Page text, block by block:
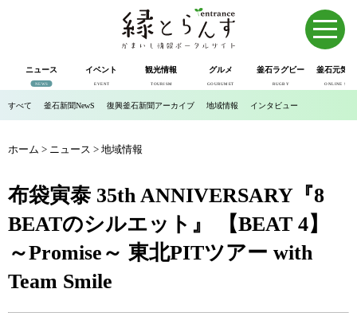
ニュース
NEWS
イベント
EVENT
観光情報
TOURISM
グルメ
GOURUMET
釜石ラグビー
RUGBY
釜石元気
ONLINE SHOP
すべて 釜石新聞NewS 復興釜石新聞アーカイブ 地域情報 インタビュー
ホーム > ニュース > 地域情報
布袋寅泰 35th ANNIVERSARY『8
BEATのシルエット』 【BEAT 4】
～Promise～ 東北PITツアー with
Team Smile